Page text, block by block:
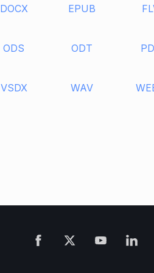
DOCX EPUB
ODS ODT
VSDX WAV